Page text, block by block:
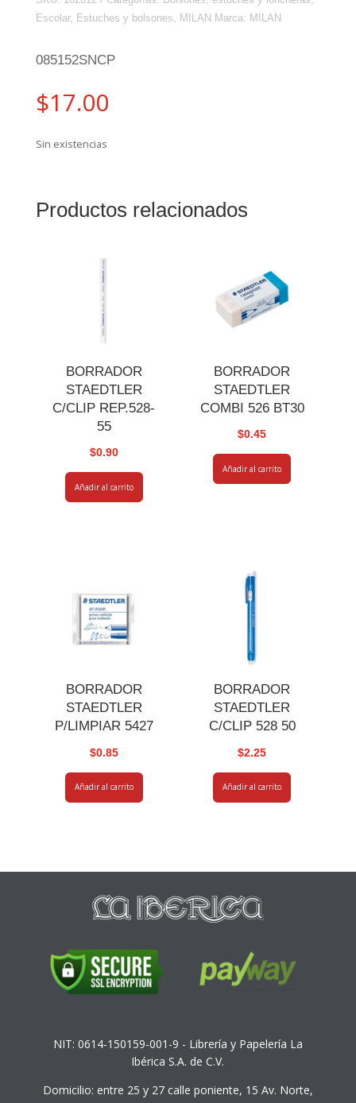
Escolar, Estuches y bolsones, MILAN Marca: MILAN
085152SNCP
$17.00
Sin existencias
Productos relacionados
BORRADOR
STAEDTLER
C/CLIP REP.528-
55
$0.90
Añadir al carrito
BORRADOR
STAEDTLER
COMBI 526 BT30
$0.45
Añadir al carrito
BORRADOR
STAEDTLER
P/LIMPIAR 5427
$0.85
Añadir al carrito
BORRADOR
STAEDTLER
C/CLIP 528 50
$2.25
Añadir al carrito
NIT: 0614-150159-001-9 - Librería y Papelería La
Ibérica S.A. de C.V.
Domicilio: entre 25 y 27 calle poniente, 15 Av. Norte,